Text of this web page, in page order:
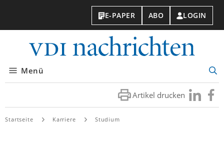
E-PAPER ABO LOGIN
Menü
Artikel drucken Besuchen
Sie
Sie
Startseite Karriere Studium